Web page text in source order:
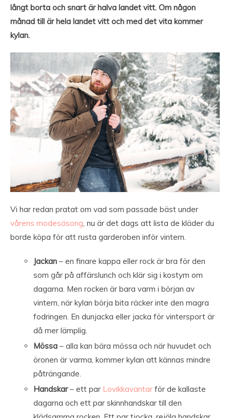
långt borta och snart är halva landet vitt. Om någon
månad till är hela landet vitt och med det vita kommer
kylan.
Vi har redan pratat om vad som passade bäst under
vårens modesäsong, nu är det dags att lista de kläder du
borde köpa för att rusta garderoben inför vintern.
Jackan – en finare kappa eller rock är bra för den
som går på affärslunch och klär sig i kostym om
dagarna. Men rocken är bara varm i början av
vintern, när kylan börja bita räcker inte den magra
fodringen. En dunjacka eller jacka för vintersport är
då mer lämplig.
Mössa – alla kan bära mössa och när huvudet och
öronen är varma, kommer kylan att kännas mindre
påträngande.
Handskar– ett par Lovikkavantar för de kallaste
dagarna och ett par skinnhandskar till den